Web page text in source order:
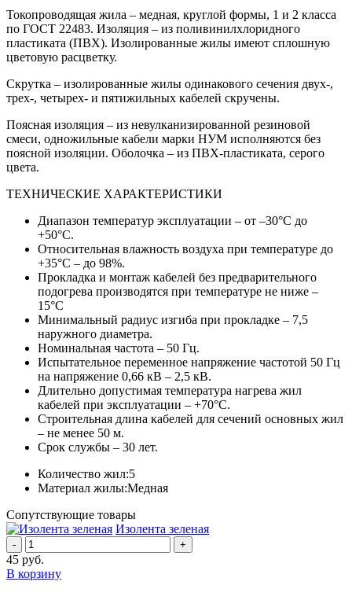
Токопроводящая жила – медная, круглой формы, 1 и 2 класса
по ГОСТ 22483. Изоляция – из поливинилхлоридного
пластиката (ПВХ). Изолированные жилы имеют сплошную
цветовую расцветку.
Скрутка – изолированные жилы одинакового сечения двух-,
трех-, четырех- и пятижильных кабелей скручены.
Поясная изоляция – из невулканизированной резиновой
смеси, одножильные кабели марки НУМ исполняются без
поясной изоляции. Оболочка – из ПВХ-пластиката, серого
цвета.
ТЕХНИЧЕСКИЕ ХАРАКТЕРИСТИКИ
Диапазон температур эксплуатации – от –30°С до
+50°С.
Относительная влажность воздуха при температуре до
+35°С – до 98%.
Прокладка и монтаж кабелей без предварительного
подогрева производятся при температуре не ниже –
15°С
Минимальный радиус изгиба при прокладке – 7,5
наружного диаметра.
Номинальная частота – 50 Гц.
Испытательное переменное напряжение частотой 50 Гц
на напряжение 0,66 кВ – 2,5 кВ.
Длительно допустимая температура нагрева жил
кабелей при эксплуатации – +70°С.
Строительная длина кабелей для сечений основных жил
– не менее 50 м.
Срок службы – 30 лет.
Количество жил:5
Материал жилы:Медная
Сопутствующие товары
Изолента зеленая
- +
45 руб.
В корзину